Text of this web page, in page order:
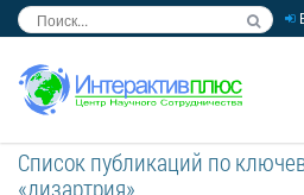
Список публикаций по
«дизартрия»